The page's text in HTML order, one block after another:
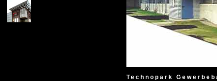
Technopark